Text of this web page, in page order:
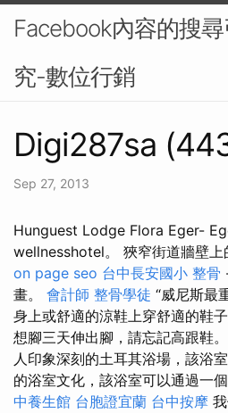
Facebook內容的搜
究-數位行銷
Digi287sa
Sep 27, 2013
Hunguest Lodge Flora Eger-
wellnesshotel。 狹窄街道牆壁上
on page seo 台中長安國小 整骨
畫。 會計師 整骨學徒 “威尼斯最
身上或舒適的涼鞋上穿舒適的鞋子
想腳三天伸出腳，請忘記高跟鞋。
人印象深刻的土耳其浴場，該浴
的浴室文化，該浴室可以通過一
中養生館 台胞證宜蘭 台中按摩